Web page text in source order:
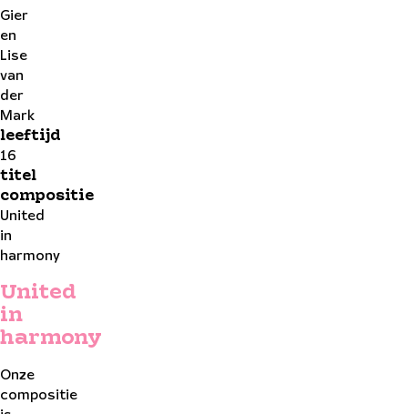
Gier
en
Lise
van
der
Mark
leeftijd
16
titel
compositie
United
in
harmony
United
in
harmony
Onze
compositie